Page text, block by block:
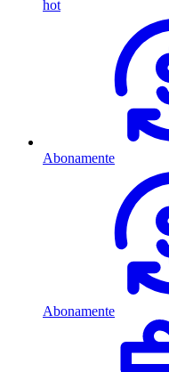
hot
Abonamente
Abonamente